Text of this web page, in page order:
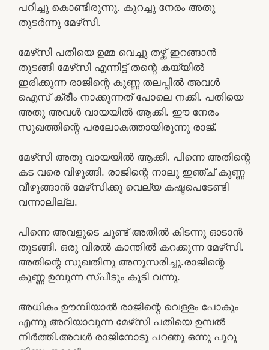
പറിച്ചു കൊണ്ടിരുന്നു. കുറച്ചു നേരം അതു
തുടർന്നു മേഴ്‌സി.
മേഴ്‌സി പതിയെ ഉമ്മ വെച്ചു തഴ്ക്ക് ഇറങ്ങാൻ
തുടങ്ങി മേഴ്‌സി എന്നിട്ട് തന്റെ കയ്യിൽ
ഇരിക്കുന്ന രാജിന്റെ കുണ്ണ തലപ്പിൽ അവൾ
ഐസ് ക്രീം നാക്കുന്നത് പോലെ നക്കി. പതിയെ
അതു അവൾ വായയിൽ ആക്കി. ഈ നേരം
സുഖത്തിന്റെ പരലോകത്തായിരുന്നു രാജ്.
മേഴ്‌സി അതു വായയിൽ ആക്കി. പിന്നെ അതിന്റെ
കട വരെ വിഴുങ്ങി. രാജിന്റെ നാലു ഇഞ്ച് കുണ്ണ
വീഴുങ്ങാൻ മേഴ്‌സിക്കു വെല്യ കഷ്ടപെടേണ്ടി
വന്നാലില്ല.
പിന്നെ അവളുടെ ചുണ്ട് അതിൽ കിടന്നു ഓടാൻ
തുടങ്ങി. ഒരു വിരൽ കാന്തിൽ കറക്കുന്ന മേഴ്‌സി.
അതിന്റെ സുഖതിനു അനുസരിച്ചു.രാജിന്റെ
കുണ്ണ ഉമ്പുന്ന സ്പീടും കൂടി വന്നു.
അധികം ഊമ്പിയാൽ രാജിന്റെ വെള്ളം പോകും
എന്നു അറിയാവുന്ന മേഴ്‌സി പതിയെ ഉമ്പൽ
നിർത്തി.അവൾ രാജിനോടു പറഞു ഒന്നു പൂറു